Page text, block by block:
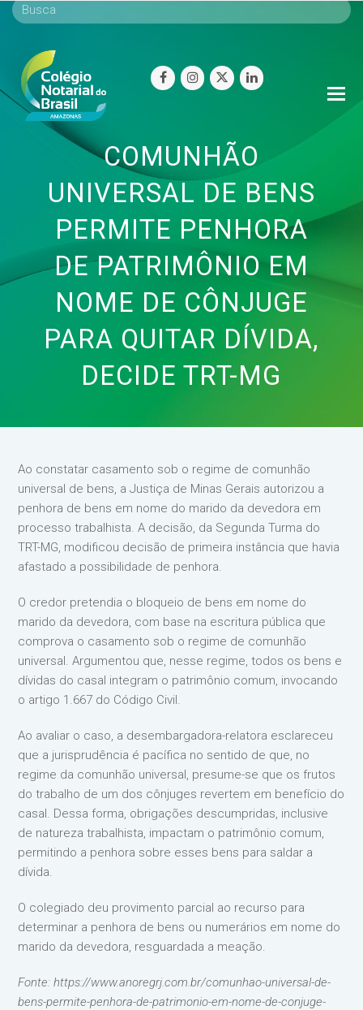
facebookinstagram
twitterlinkedin
COMUNHÃO
UNIVERSAL DE BENS
PERMITE PENHORA
DE PATRIMÔNIO EM
NOME DE CÔNJUGE
PARA QUITAR DÍVIDA,
DECIDE TRT-MG
Ao constatar casamento sob o regime de comunhão
universal de bens, a Justiça de Minas Gerais autorizou a
penhora de bens em nome do marido da devedora em
processo trabalhista. A decisão, da Segunda Turma do
TRT-MG, modificou decisão de primeira instância que havia
afastado a possibilidade de penhora.
O credor pretendia o bloqueio de bens em nome do
marido da devedora, com base na escritura pública que
comprova o casamento sob o regime de comunhão
universal. Argumentou que, nesse regime, todos os bens e
dívidas do casal integram o patrimônio comum, invocando
o artigo 1.667 do Código Civil.
Ao avaliar o caso, a desembargadora-relatora esclareceu
que a jurisprudência é pacífica no sentido de que, no
regime da comunhão universal, presume-se que os frutos
do trabalho de um dos cônjuges revertem em benefício do
casal. Dessa forma, obrigações descumpridas, inclusive
de natureza trabalhista, impactam o patrimônio comum,
permitindo a penhora sobre esses bens para saldar a
dívida.
O colegiado deu provimento parcial ao recurso para
determinar a penhora de bens ou numerários em nome do
marido da devedora, resguardada a meação.
Fonte: https://www.anoregrj.com.br/comunhao-universal-de-
bens-permite-penhora-de-patrimonio-em-nome-de-conjuge-